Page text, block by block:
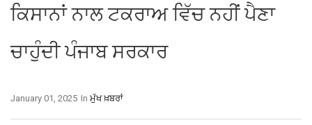
ਕਿਸਾਨਾਂ ਨਾਲ ਟਕਰਾਅ ਵਿੱਚ ਨਹੀਂ ਪੈਣਾ
ਚਾਹੁੰਦੀ ਪੰਜਾਬ ਸਰਕਾਰ
In ਮੁੱਖ ਖ਼ਬਰਾਂ
January 01, 2025